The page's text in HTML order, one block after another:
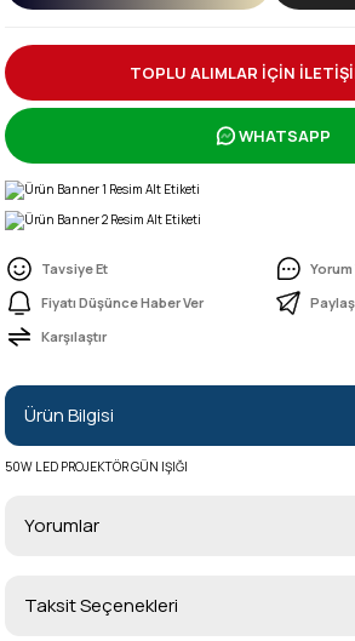
TOPLU ALIMLAR İÇİN
WHATSAPP
Tavsiye Et
Yorum
Fiyatı Düşünce Haber Ver
Paylaş
Karşılaştır
Ürün Bilgisi
50W LED PROJEKTÖR GÜN IŞIĞI
Yorumlar
Bu ürüne ilk yorumu siz
Taksit Seçenekleri